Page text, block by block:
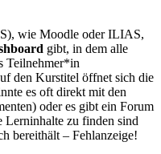
wie Moodle oder ILIAS,
gibt, in dem alle
Teilnehmer*in
den Kurstitel öffnet sich die
es oft direkt mit den
oder es gibt ein Forum
Lerninhalte zu finden sind
bereithält – Fehlanzeige!